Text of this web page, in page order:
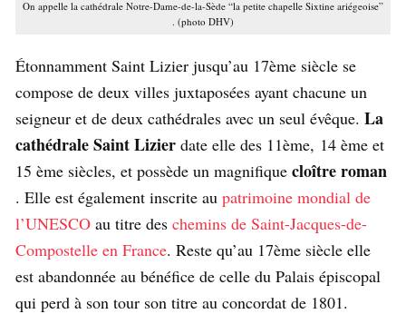
On appelle la cathédrale Notre-Dame-de-la-Sède “la petite chapelle Sixtine ariégeoise”
. (photo DHV)
Étonnamment Saint Lizier jusqu’au 17ème siècle se
compose de deux villes juxtaposées ayant chacune un
seigneur et de deux cathédrales avec un seul évêque. La
cathédrale Saint Lizier date elle des 11ème, 14 ème et
15 ème siècles, et possède un magnifique cloître roman
. Elle est également inscrite au patrimoine mondial de
l’UNESCO au titre des chemins de Saint-Jacques-de-
Compostelle en France. Reste qu’au 17ème siècle elle
est abandonnée au bénéfice de celle du Palais épiscopal
qui perd à son tour son titre au concordat de 1801.